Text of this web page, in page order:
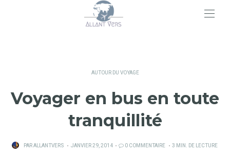
AUTOUR DU VOYAGE
Voyager en bus en toute
tranquillité
PARALLANTVERS
PUBLIÉ
JANVIER 29, 2014 0 COMMENTAIRE 3 MIN. DE LECTURE